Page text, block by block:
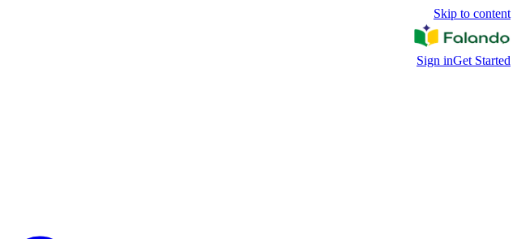
Skip to content
Sign inGet Started